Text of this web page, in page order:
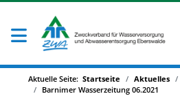
Aktuelle Seite: Startseite Aktuelles
Barnimer Wasserzeitung 06.2021